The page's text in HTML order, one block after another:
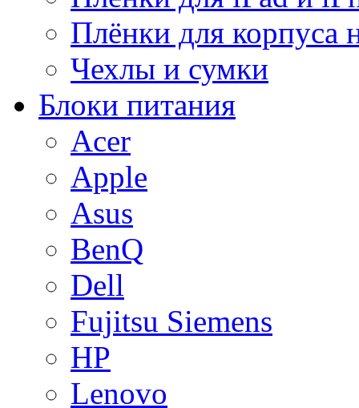
Плёнки для корпуса
Чехлы и сумки
Блоки питания
Acer
Apple
Asus
BenQ
Dell
Fujitsu Siemens
HP
Lenovo